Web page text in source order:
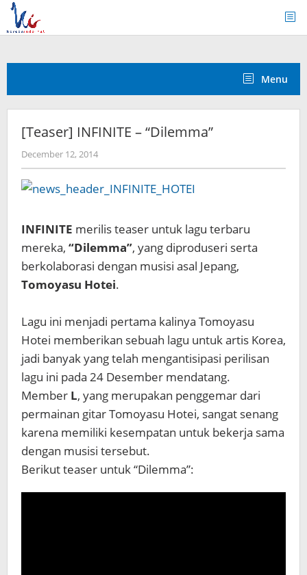
Skip
content
Menu
[Teaser] INFINITE – “Dilemma”
December 12, 2014by
Koreanindo
INFINITE merilis teaser untuk lagu terbaru
mereka, “Dilemma”, yang diproduseri serta
berkolaborasi dengan musisi asal Jepang,
Tomoyasu Hotei.
Lagu ini menjadi pertama kalinya Tomoyasu
Hotei memberikan sebuah lagu untuk artis Korea,
jadi banyak yang telah mengantisipasi perilisan
lagu ini pada 24 Desember mendatang.
Member L, yang merupakan penggemar dari
permainan gitar Tomoyasu Hotei, sangat senang
karena memiliki kesempatan untuk bekerja sama
dengan musisi tersebut.
Berikut teaser untuk “Dilemma”: